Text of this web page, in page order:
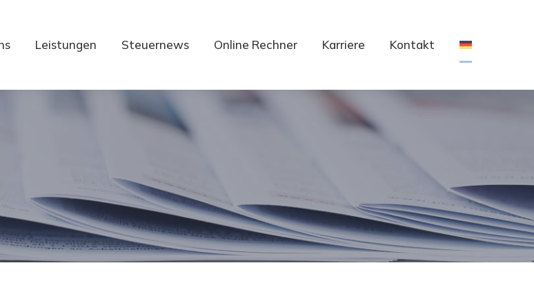
Leistungen Steuernews Online Rechner Karriere Kontakt